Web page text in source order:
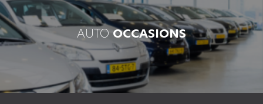
AUTO OCCASIONS